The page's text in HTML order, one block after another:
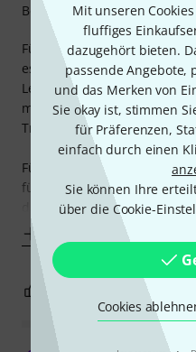
Mit unseren
fluffiges
dazugehört bieten.
passende Angebote,
und das Merken von
Sie okay ist, stimmen
für Präferenzen,
einfach durch einen
Sie können Ihre
über die Cookie-
Cookies
Für Marschmusik (bzw.
es gibt!
Leider nicht gut geeignet für
man ohne Bearbeitung mit
Trommel bekommt!
Für mich ist der Remo 14"
für die bereits 28 Jahre alte
da mann extrem leiste
Mehr anzeigen
Bespielbarkeit